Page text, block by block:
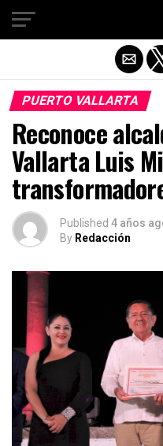
PUERTO VALLARTA
Reconoce
Vallarta Luis
Published 4 años
By Redacción